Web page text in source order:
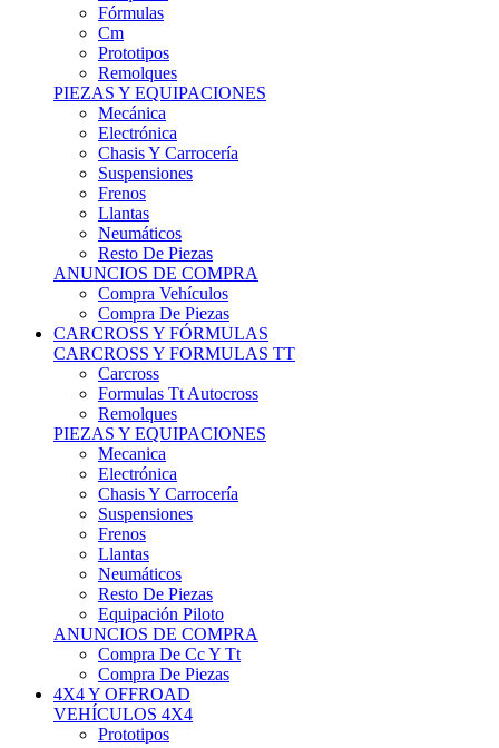
Compra De Piezas
CARCROSS Y FÓRMULAS
CARCROSS Y FORMULAS TT
Carcross
Formulas Tt Autocross
Remolques
PIEZAS Y EQUIPACIONES
Mecanica
Electrónica
Chasis Y Carrocería
Suspensiones
Frenos
Llantas
Neumáticos
Resto De Piezas
Equipación Piloto
ANUNCIOS DE COMPRA
Compra De Cc Y Tt
Compra De Piezas
4X4 Y OFFROAD
VEHÍCULOS 4X4
Prototipos
Venta De Side By Side
Quads Y Buggys
4x4 De Calle
PIEZAS PARA 4X4
Mecánica
Carrocería
Suspensiones
Llantas
Neumáticos
ANUNCIOS DE COMPRA
Compra De 4x4
Compra De Piezas
MOTOS
MOTOS
Motos De Circuito